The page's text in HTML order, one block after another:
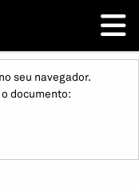
seu navegador.
documento: